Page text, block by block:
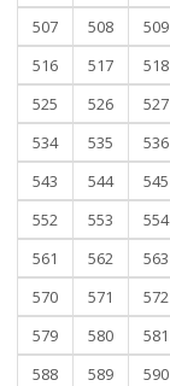
507
508 509
516
517 518
525
526 527
534
535 536
543
544 545
552
553 554
561
562 563
570
571 572
579
580 581
588
589 590